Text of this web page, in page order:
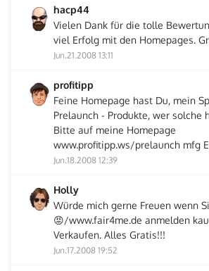
hacp44
Vielen Dank für die tolle
viel Erfolg mit den Homepages.
Jun.21.2008 13:11
profitipp
Feine Homepage hast Du, mein
Prelaunch - Produkte, wer solche
Bitte auf meine Homepage
www.profitipp.ws/prelaunch mfg
Jun.18.2008 12:39
Holly
Würde mich gerne Freuen wenn
😡/www.fair4me.de anmelden
Verkaufen. Alles Gratis!!!
Jun.17.2008 19:52